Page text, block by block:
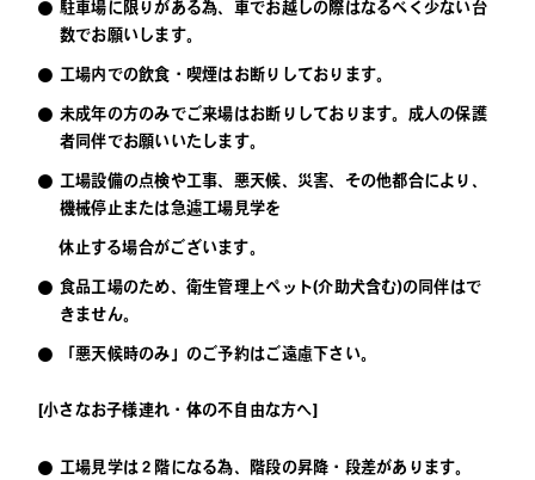
駐車場に限りがある為、車でお越しの際はなるべく少ない台
数でお願いします。
工場内での飲食・喫煙はお断りしております。
未成年の方のみでご来場はお断りしております。成人の保護
者同伴でお願いいたします。
工場設備の点検や工事、悪天候、災害、その他都合により、
機械停止または急遽工場見学を
休止する場合がございます。
食品工場のため、衛生管理上ペット(介助犬含む)の同伴はで
きません。
「悪天候時のみ」のご予約はご遠慮下さい。
[小さなお子様連れ・体の不自由な方へ]
工場見学は２階になる為、階段の昇降・段差があります。